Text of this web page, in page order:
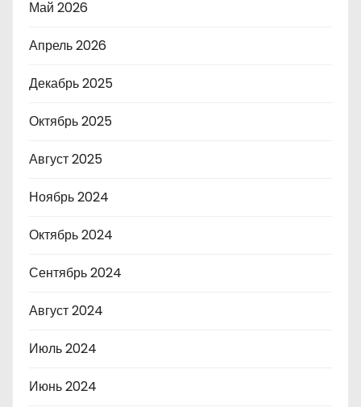
Май 2026
Апрель 2026
Декабрь 2025
Октябрь 2025
Август 2025
Ноябрь 2024
Октябрь 2024
Сентябрь 2024
Август 2024
Июль 2024
Июнь 2024